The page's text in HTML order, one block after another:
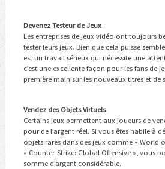
Devenez Testeur de Jeux
Les entreprises de jeux vidéo ont toujours
tester leurs jeux. Bien que cela puisse
est un travail sérieux qui nécessite une
c’est une excellente façon pour les fans de
première main sur les nouveaux titres et de
Vendez des Objets Virtuels
Certains jeux permettent aux joueurs de
pour de l’argent réel. Si vous êtes habile à
objets rares dans des jeux comme « World
« Counter-Strike: Global Offensive », vous
somme d’argent considérable.